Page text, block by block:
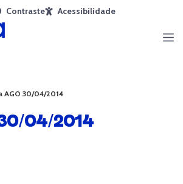
Contraste Acessibilidade
AGO 30/04/2014
04/2014